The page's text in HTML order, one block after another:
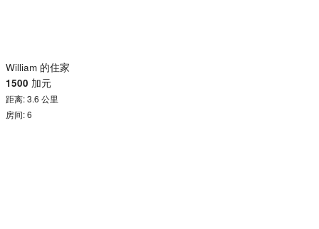
William 的住家
1500 加元
距离: 3.6 公里
房间: 6